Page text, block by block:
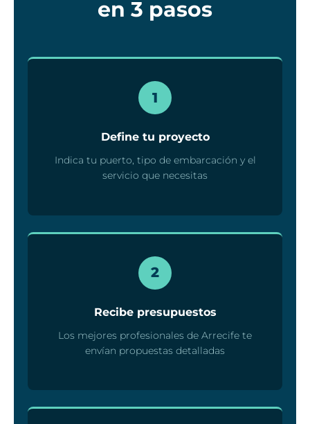
en 3 pasos
1
Define tu proyecto
Indica tu puerto, tipo de embarcación y el
servicio que necesitas
2
Recibe presupuestos
Los mejores profesionales de Arrecife te
envían propuestas detalladas